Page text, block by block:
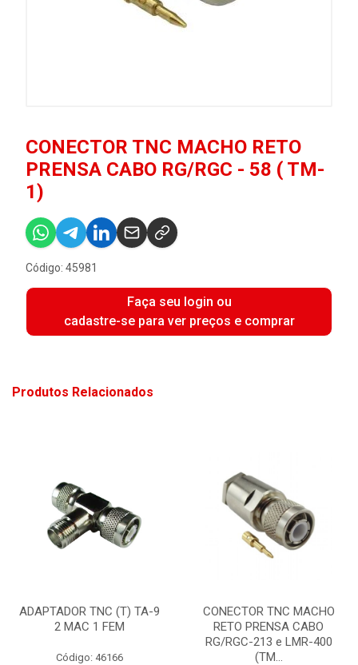
CONECTOR TNC MACHO RETO
PRENSA CABO RG/RGC - 58 ( TM-
1)
Código: 45981
Faça seu login ou
cadastre-se para ver preços e comprar
Produtos Relacionados
ADAPTADOR TNC (T) TA-9
2 MAC 1 FEM
Código: 46166
CONECTOR TNC MACHO
RETO PRENSA CABO
RG/RGC-213 e LMR-400
(TM...